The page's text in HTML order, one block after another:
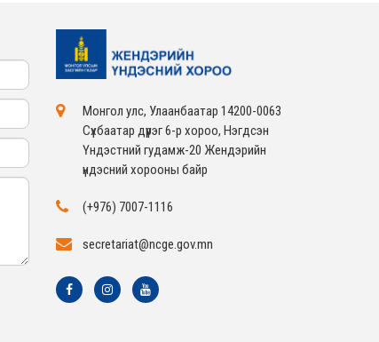
Монгол улс, Улаанбаатар 14200-0063
Сүхбаатар дүүрэг 6-р хороо, Нэгдсэн
Үндэстний гудамж-20 Жендэрийн
үндэсний хорооны байр
(+976) 7007-1116
secretariat@ncge.gov.mn